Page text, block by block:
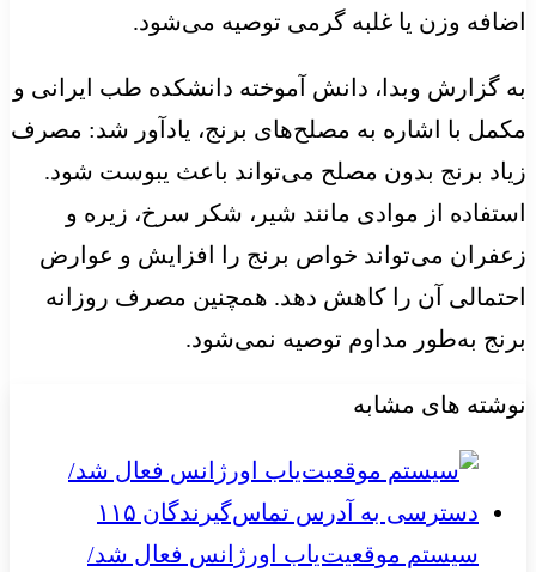
اضافه وزن یا غلبه گرمی توصیه می‌شود.
به گزارش وبدا، دانش آموخته دانشکده طب ایرانی و
مکمل با اشاره به مصلح‌های برنج، یادآور شد: مصرف
زیاد برنج بدون مصلح می‌تواند باعث یبوست شود.
استفاده از موادی مانند شیر، شکر سرخ، زیره و
زعفران می‌تواند خواص برنج را افزایش و عوارض
احتمالی آن را کاهش دهد. همچنین مصرف روزانه
برنج به‌طور مداوم توصیه نمی‌شود.
نوشته های مشابه
سیستم موقعیت‌یاب اورژانس فعال شد/